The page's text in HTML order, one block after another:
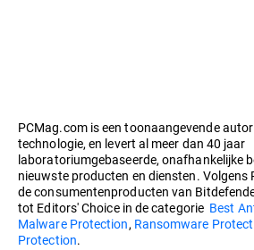
PCMag.com is een toonaangevende
technologie, en levert al meer dan 40 jaar
laboratoriumgebaseerde, onafhankelijke
nieuwste producten en diensten. Volgens
de consumentenproducten van
tot Editors' Choice in de categorie Best
Malware Protection, Ransomware
Protection.